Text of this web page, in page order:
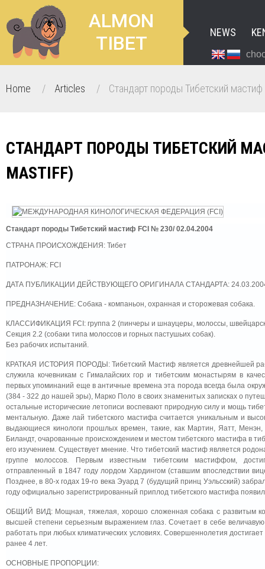
ALMON
TIBET
NEWS
Home / Articles / Стандарт породы Тибетский
СТАНДАРТ ПОРОДЫ ТИБЕТСКИЙ
MASTIFF)
Стандарт породы Тибетский мастиф FCI № 230/ 02.04.2004
СТРАНА ПРОИСХОЖДЕНИЯ: Тибет
ПАТРОНАЖ: FCI
ДАТА ПУБЛИКАЦИИ ДЕЙСТВУЮЩЕГО ОРИГИНАЛА СТАНДАРТА:
ПРЕДНАЗНАЧЕНИЕ: Собака - компаньон, охранная и сторожевая собака.
КЛАССИФИКАЦИЯ FCI: группа 2 (пинчеры и шнауцеры, молоссы,
Секция 2.2 (собаки типа молоссов и горных пастушьих собак).
Без рабочих испытаний.
КРАТКАЯ ИСТОРИЯ ПОРОДЫ: Тибетский Мастиф является древнейшей
служила кочевникам с Гималайских гор и тибетским монастырям в
первых упоминаний еще в античные времена эта порода всегда была
(384 - 322 до нашей эры), Марко Поло в своих знаменитых записках о
остальные исторические летописи воспевают природную силу и мощь
ментальную. Даже лай тибетского мастифа считается уникальным и
выдающиеся кинологи прошлых времен, такие, как Мартин, Яатт,
Биландт, очарованные происхождением и местом тибетского мастифа в
его изучением. Существует мнение. Что тибетский мастиф является
группе молоссов. Первым известным тибетским мастиффом,
отправленный в 1847 году лордом Хардингом (ставшим впоследствии
Позднее, в 80-х годах 19-го века Эуард 7 (будущий принц Уэльсский)
году официально зарегистрированный приплод тибетского мастифа
ОБЩИЙ ВИД: Мощная, тяжелая, хорошо сложенная собака с развитым
высшей степени серьезным выражением глаз. Сочетает в себе
работать при любых климатических условиях. Совершеннолетия
ранее 4 лет.
ОСНОВНЫЕ ПРОПОРЦИИ: